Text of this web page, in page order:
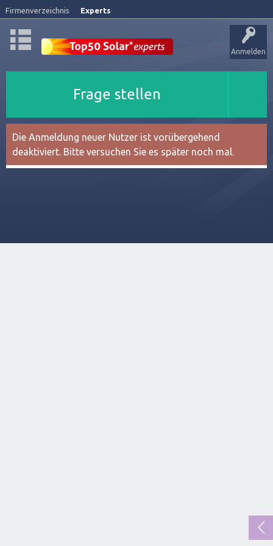
Firmenverzeichnis Experts
Anmelden
Frage stellen
Die Anmeldung neuer Nutzer ist vorübergehend
deaktiviert. Bitte versuchen Sie es später noch mal.